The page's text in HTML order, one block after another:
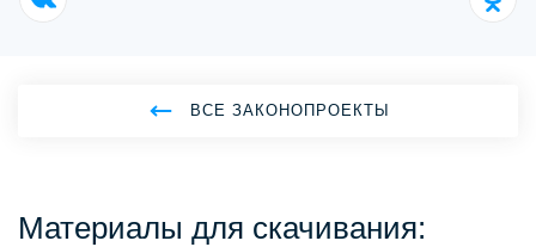
ВСЕ ЗАКОНОПРОЕКТЫ
Материалы для скачивания: